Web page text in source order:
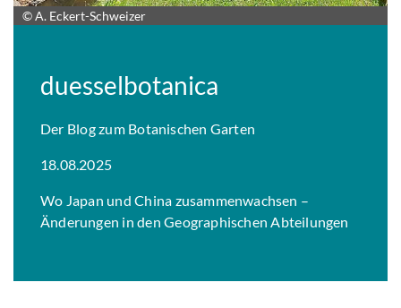
© A. Eckert-Schweizer
duesselbotanica
Der Blog zum Botanischen Garten
18.08.2025
Wo Japan und China zusammen­wachsen –
Änderungen in den Geographischen Abteilungen